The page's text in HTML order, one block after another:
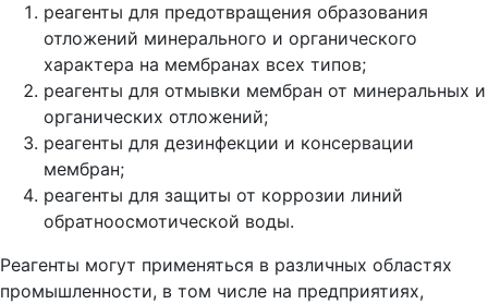
реагенты для предотвращения образования
отложений минерального и органического
характера на мембранах всех типов;
реагенты для отмывки мембран от минеральных и
органических отложений;
реагенты для дезинфекции и консервации
мембран;
реагенты для защиты от коррозии линий
обратноосмотической воды.
Реагенты могут применяться в различных областях
промышленности, в том числе на предприятиях,